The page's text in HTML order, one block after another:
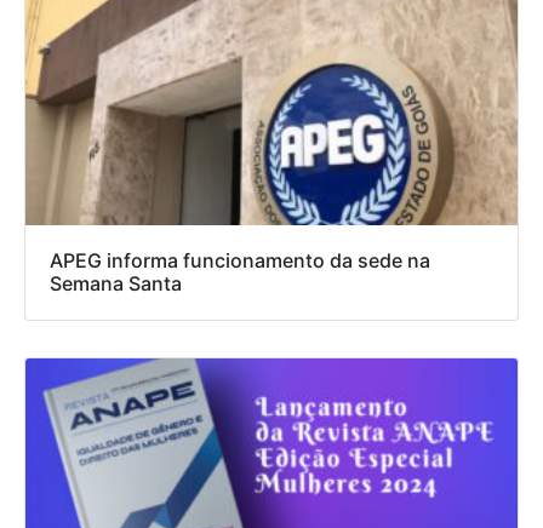
APEG informa funcionamento da sede na
Semana Santa